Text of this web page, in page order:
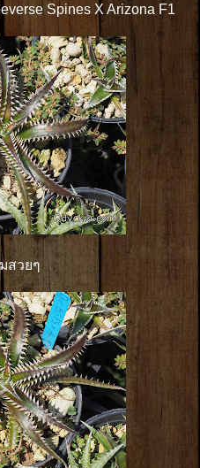
Spines X Arizona F1
สวยๆ